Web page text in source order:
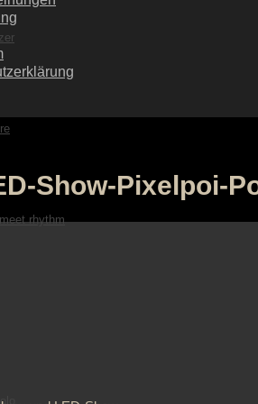
rhythm
Show-Pixelpoi-